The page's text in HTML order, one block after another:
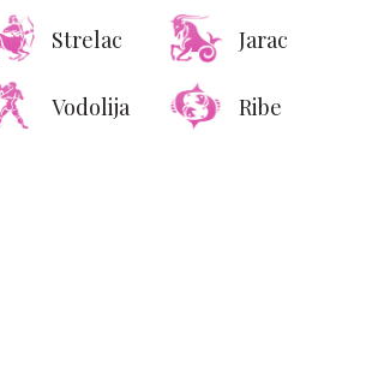
Strelac Jarac
Vodolija Ribe